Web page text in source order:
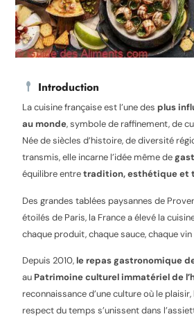
Introduction
La cuisine française est l’une desplus
au monde, symbole de raffinement, de
Née de siècles d’histoire, de diversité
transmis, elle incarne l’idée même de
équilibre entretradition, esthétique et
Des grandes tablées paysannes de
étoilés de Paris, la France a élevé la
chaque produit, chaque sauce, chaque vin
Depuis 2010,le repas gastronomique
au Patrimoine culturel immatériel de
reconnaissance d’une culture où le
respect du temps s’unissent dans